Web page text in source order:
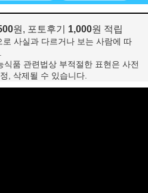
원, 포토후기 1,000원 적립
사실과 다르거나 보는 사람에 따
품 관련법상 부적절한 표현은 사전
, 삭제될 수 있습니다.